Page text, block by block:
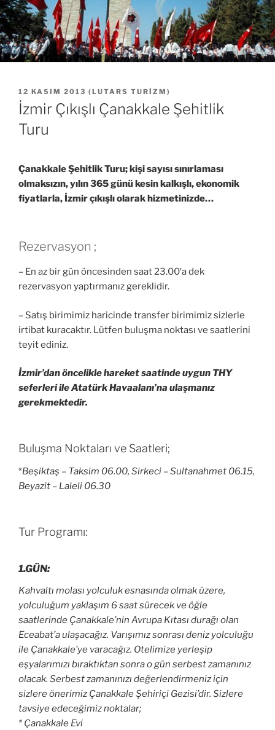
YAYIM
TARIHI
12 KASIM 2013 ( LUTARS TURIZM )
İzmir Çıkışlı Çanakkale Şehitlik
Turu
Çanakkale Şehitlik Turu; kişi sayısı sınırlaması
olmaksızın, yılın 365 günü kesin kalkışlı, ekonomik
fiyatlarla, İzmir çıkışlı olarak hizmetinizde…
Rezervasyon ;
– En az bir gün öncesinden saat 23.00′a dek
rezervasyon yaptırmanız gereklidir.
– Satış birimimiz haricinde transfer birimimiz sizlerle
irtibat kuracaktır. Lütfen buluşma noktası ve saatlerini
teyit ediniz.
İzmir’dan öncelikle hareket saatinde uygun THY
seferleri ile Atatürk Havaalanı’na ulaşmanız
gerekmektedir.
Buluşma Noktaları ve Saatleri;
*Beşiktaş – Taksim 06.00, Sirkeci – Sultanahmet 06.15,
Beyazit – Laleli 06.30
Tur Programı:
1.GÜN:
Kahvaltı molası yolculuk esnasında olmak üzere,
yolculuğum yaklaşım 6 saat sürecek ve öğle
saatlerinde Çanakkale’nin Avrupa Kıtası durağı olan
Eceabat’a ulaşacağız. Varışımız sonrası deniz yolculuğu
ile Çanakkale’ye varacağız. Otelimize yerleşip
eşyalarımızı bıraktıktan sonra o gün serbest zamanınız
olacak. Serbest zamanınızı değerlendirmeniz için
sizlere önerimiz Çanakkale Şehiriçi Gezisi’dir. Sizlere
tavsiye edeceğimiz noktalar;
* Çanakkale Evi